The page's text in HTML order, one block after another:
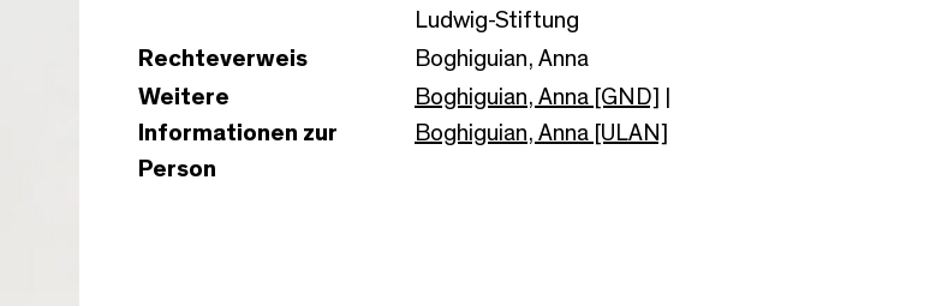
Ludwig-Stiftung
Rechteverweis
Boghiguian, Anna
Weitere
Informationen zur
Person
Boghiguian, Anna [GND]
Boghiguian, Anna [ULAN]